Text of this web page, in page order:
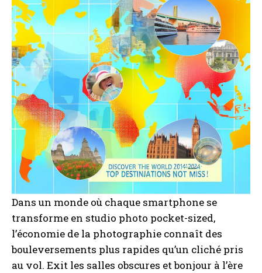
Dans un monde où chaque smartphone se
transforme en studio photo pocket-sized,
l’économie de la photographie connaît des
bouleversements plus rapides qu’un cliché pris
au vol. Exit les salles obscures et bonjour à l’ère